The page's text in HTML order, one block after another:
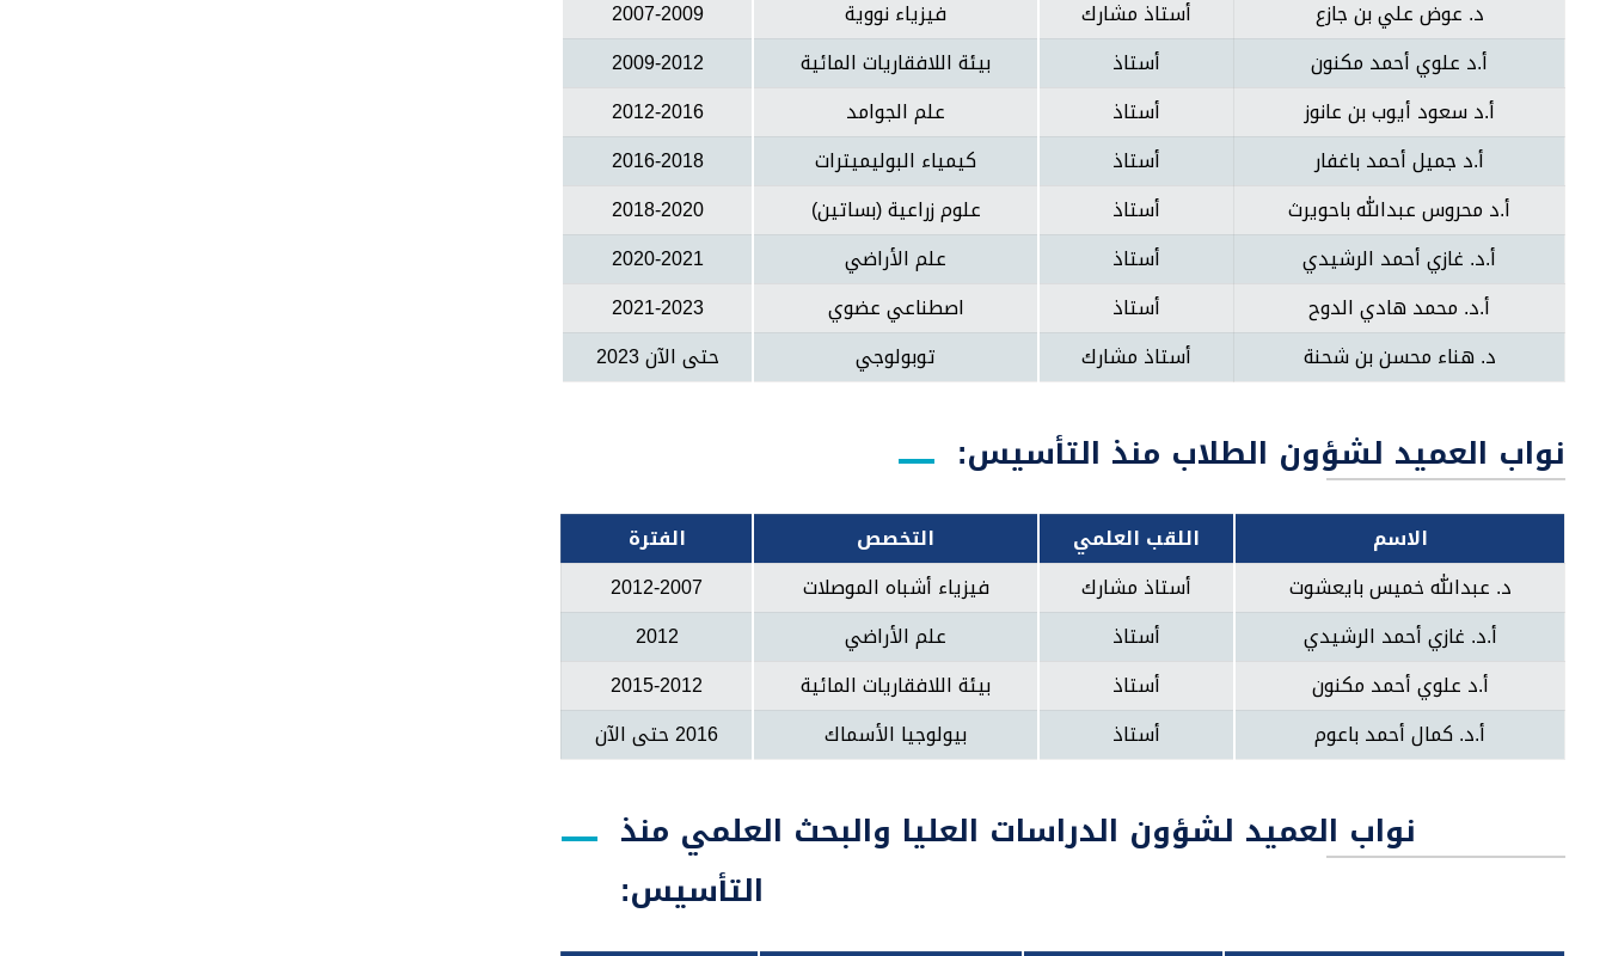
2007-2009
فيزياء نووية أستاذ مشارك
د. عوض علي بن جازع
2009-2012
بيئة اللافقاريات المائية أستاذ
أ.د علوي أحمد مكنون
2012-2016
علم الجوامد أستاذ
أ.د سعود أيوب بن عانوز
2016-2018
كيمياء البوليميترات أستاذ
أ.د جميل أحمد باغفار
2018-2020
علوم زراعية (بساتين) أستاذ
أ.د محروس عبدالله باحويرث
2020-2021
علم الأراضي أستاذ
أ.د. غازي أحمد الرشيدي
2021-2023
اصطناعي عضوي أستاذ
أ.د. محمد هادي الدوح
حتى الآن 2023
توبولوجي أستاذ مشارك د. هناء محسن بن شحنة
نواب العميد لشؤون الطلاب منذ التأسيس:
الاسم اللقب العلمي التخصص
الفترة
د. عبدالله خميس بايعشوت
أستاذ مشارك فيزياء أشباه الموصلات
2012-2007
أ.د. غازي أحمد الرشيدي
أستاذ علم الأراضي
2012
أ.د علوي أحمد مكنون
أستاذ بيئة اللافقاريات المائية
2015-2012
أ.د. كمال أحمد باعوم
أستاذ بيولوجيا الأسماك 2016 حتى الآن
نواب العميد لشؤون الدراسات العليا والبحث العلمي منذ
التأسيس: